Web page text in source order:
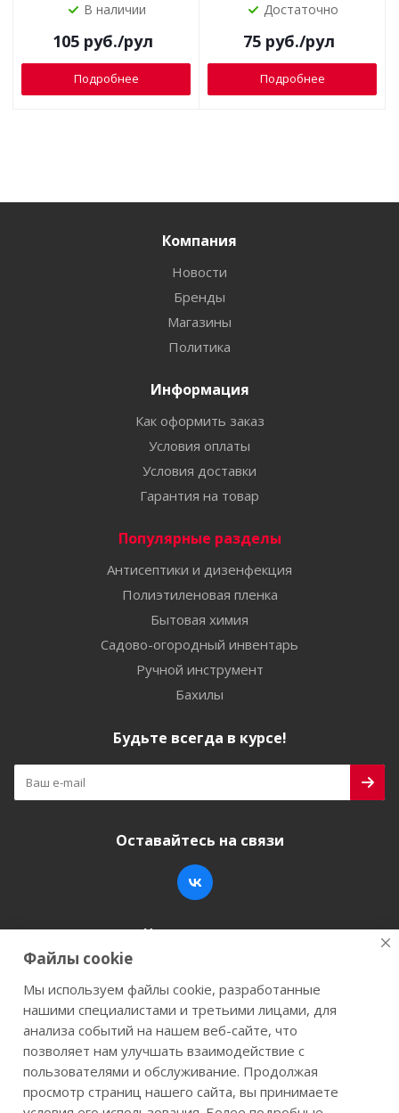
В наличии
105 руб./рул
Подробнее
Достаточно
75 руб./рул
Подробнее
Компания
Новости
Бренды
Магазины
Политика
Информация
Как оформить заказ
Условия оплаты
Условия доставки
Гарантия на товар
Популярные разделы
Антисептики и дизенфекция
Полиэтиленовая пленка
Бытовая химия
Садово-огородный инвентарь
Ручной инструмент
Бахилы
Будьте всегда в курсе!
Оставайтесь на связи
Наши контакты
+7 (846) 200-05-15
г. Самара, ул. Заводское шоссе, 17
2026 © Строй-К.рф. Сайт не является публичной
Файлы cookie
Мы используем файлы cookie, разработанные
нашими специалистами и третьими лицами, для
анализа событий на нашем веб-сайте, что
позволяет нам улучшать взаимодействие с
пользователями и обслуживание. Продолжая
просмотр страниц нашего сайта, вы принимаете